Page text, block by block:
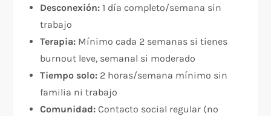
Desconexión: 1 día completo/semana sin
trabajo
Terapia: Mínimo cada 2 semanas si tienes
burnout leve, semanal si moderado
Tiempo solo: 2 horas/semana mínimo sin
familia ni trabajo
Comunidad: Contacto social regular (no